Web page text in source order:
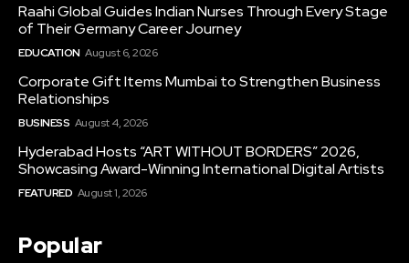
Raahi Global Guides Indian Nurses Through Every Stage
of Their Germany Career Journey
EDUCATION August 6, 2026
Corporate Gift Items Mumbai to Strengthen Business
Relationships
BUSINESS August 4, 2026
Hyderabad Hosts “ART WITHOUT BORDERS” 2026,
Showcasing Award-Winning International Digital Artists
FEATURED August 1, 2026
Popular